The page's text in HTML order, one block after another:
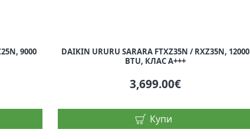
9000
DAIKIN URURU SARARA FTXZ35N / RXZ35N, 12000
BTU, КЛАС A+++
3,699.00€
Купи